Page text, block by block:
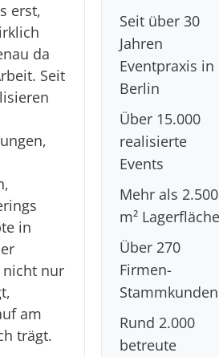
erst,
da
Seit
in
nicht nur
am
trägt.
Seit über 30
Jahren
Eventpraxis in
Berlin
Über 15.000
realisierte
Events
Mehr als 2.500
m²
Über 270
Firmen-
Stammkunden
Rund 2.000
betreute